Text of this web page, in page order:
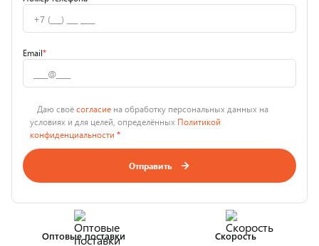
Email*
Даю своёсогласие на обработку персональных данных на
условиях и для целей, определённых Политикой
конфиденциальности *
Отправить
Оптовые поставки Скорость